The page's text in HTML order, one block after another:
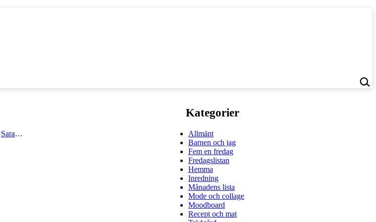
Sara…
Kategorier
Allmänt
Barnen och jag
Fem en fredag
Fredagslistan
Hemma
Inredning
Månadens lista
Mode och collage
Moodboard
Recept och mat